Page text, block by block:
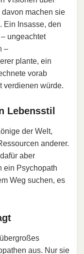
machen sie
Ein Insasse, den
ungeachtet
–
plante, ein
vorab
verdienen würde.
Lebensstil
der Welt,
anderer.
aber
ein Psychopath
Weg suchen, es
aus. Nur sie